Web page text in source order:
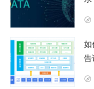
告